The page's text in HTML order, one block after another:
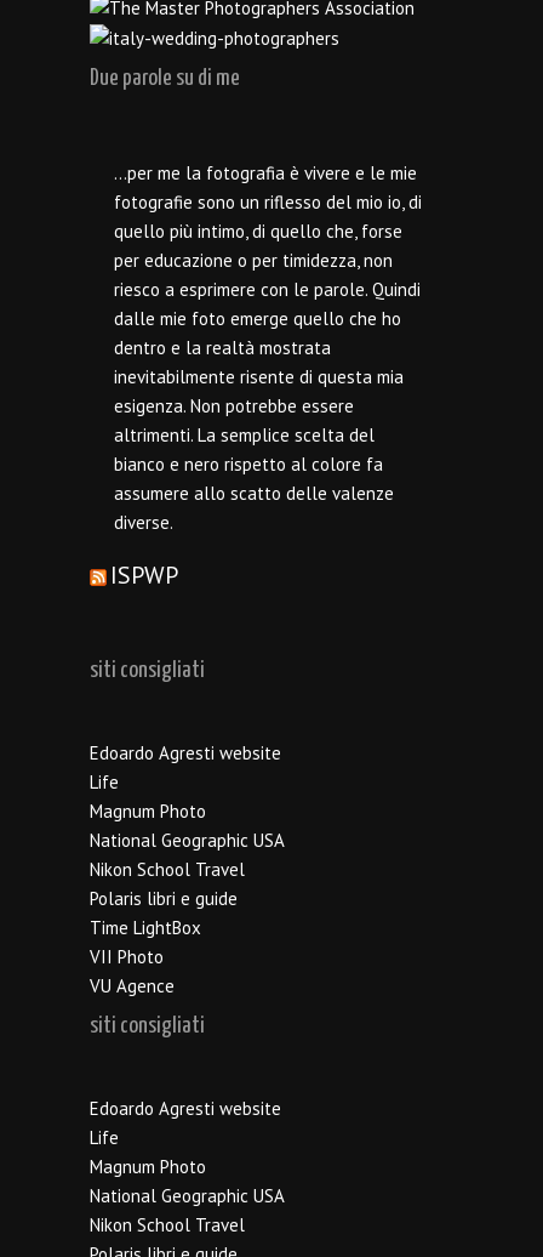
Due parole su di me
…per me la fotografia è vivere e le mie
fotografie sono un riflesso del mio io, di
quello più intimo, di quello che, forse
per educazione o per timidezza, non
riesco a esprimere con le parole. Quindi
dalle mie foto emerge quello che ho
dentro e la realtà mostrata
inevitabilmente risente di questa mia
esigenza. Non potrebbe essere
altrimenti. La semplice scelta del
bianco e nero rispetto al colore fa
assumere allo scatto delle valenze
diverse.
ISPWP
siti consigliati
Edoardo Agresti website
Life
Magnum Photo
National Geographic USA
Nikon School Travel
Polaris libri e guide
Time LightBox
VII Photo
VU Agence
siti consigliati
Edoardo Agresti website
Life
Magnum Photo
National Geographic USA
Nikon School Travel